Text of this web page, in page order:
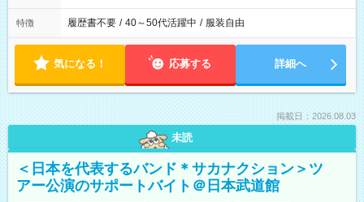
特徴 履歴書不要 / 40～50代活躍中 / 服装自由
気になる！ 応募する 詳細へ
掲載日：2026.08.03
未読
＜日本を代表するバンド＊サカナクション＞ツ
アー公演のサポートバイト＠日本武道館